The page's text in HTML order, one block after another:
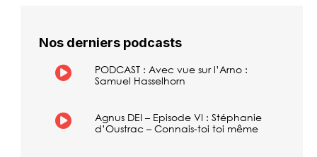
Nos derniers podcasts
PODCAST : Avec vue sur l’Arno :
Samuel Hasselhorn
Agnus DEI – Episode VI : Stéphanie
d’Oustrac – Connais-toi toi même